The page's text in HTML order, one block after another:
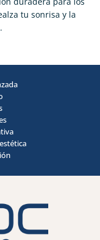
tu sonrisa y la